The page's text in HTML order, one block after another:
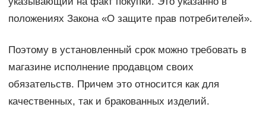
положениях Закона «О защите прав потребителей».
Поэтому в установленный срок можно требовать в
магазине исполнение продавцом своих
обязательств. Причем это относится как для
качественных, так и бракованных изделий.